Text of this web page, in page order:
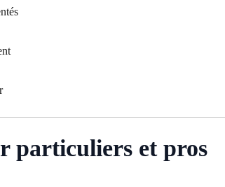
particuliers et pros